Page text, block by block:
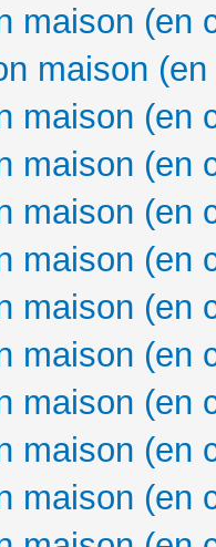
maison (en
maison
maison (en
maison (en
maison (en
maison (en
maison (en
maison (en
maison (en
maison (en
maison (en